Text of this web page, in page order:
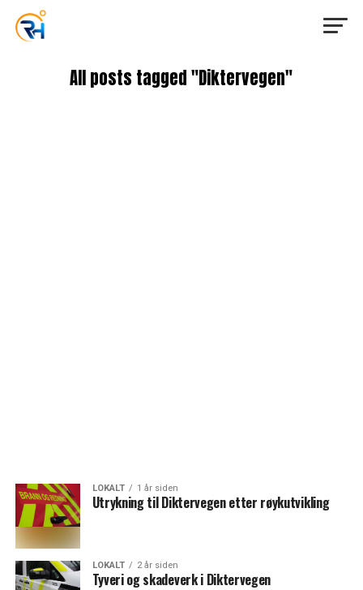
All posts tagged "Diktervegen"
LOKALT 1 år siden
Utrykning til Diktervegen etter røykutvikling
LOKALT 2 år siden
Tyveri og skadeverk i Diktervegen